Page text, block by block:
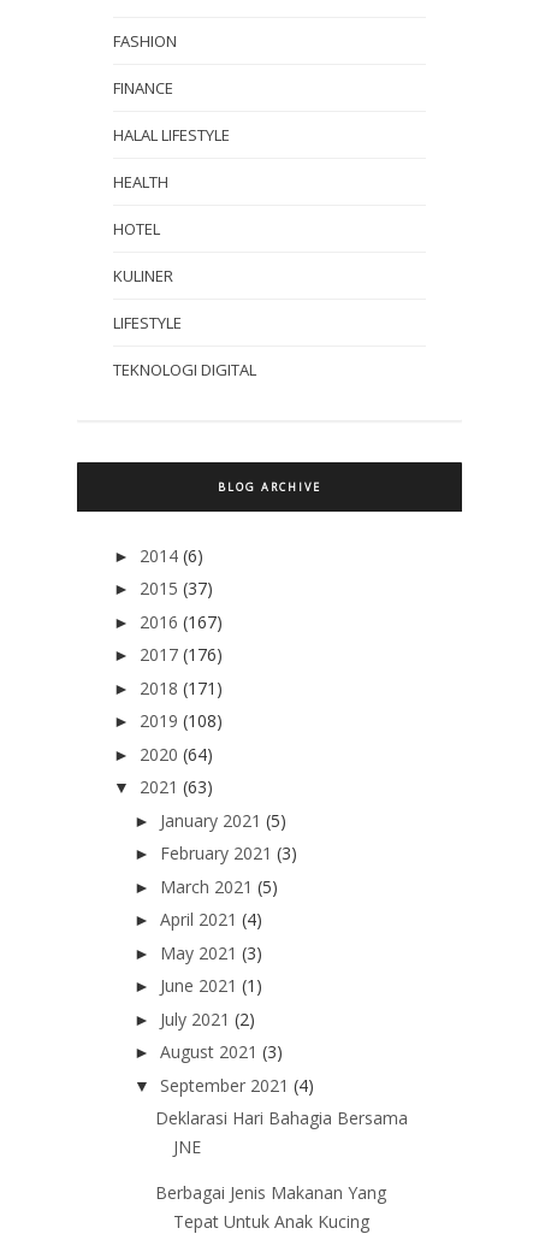
FASHION
FINANCE
HALAL LIFESTYLE
HEALTH
HOTEL
KULINER
LIFESTYLE
TEKNOLOGI DIGITAL
BLOG ARCHIVE
► 2014 (6)
► 2015 (37)
► 2016 (167)
► 2017 (176)
► 2018 (171)
► 2019 (108)
► 2020 (64)
▼ 2021 (63)
► January 2021 (5)
► February 2021 (3)
► March 2021 (5)
► April 2021 (4)
► May 2021 (3)
► June 2021 (1)
► July 2021 (2)
► August 2021 (3)
▼ September 2021 (4)
Deklarasi Hari Bahagia Bersama
JNE
Berbagai Jenis Makanan Yang
Tepat Untuk Anak Kucing